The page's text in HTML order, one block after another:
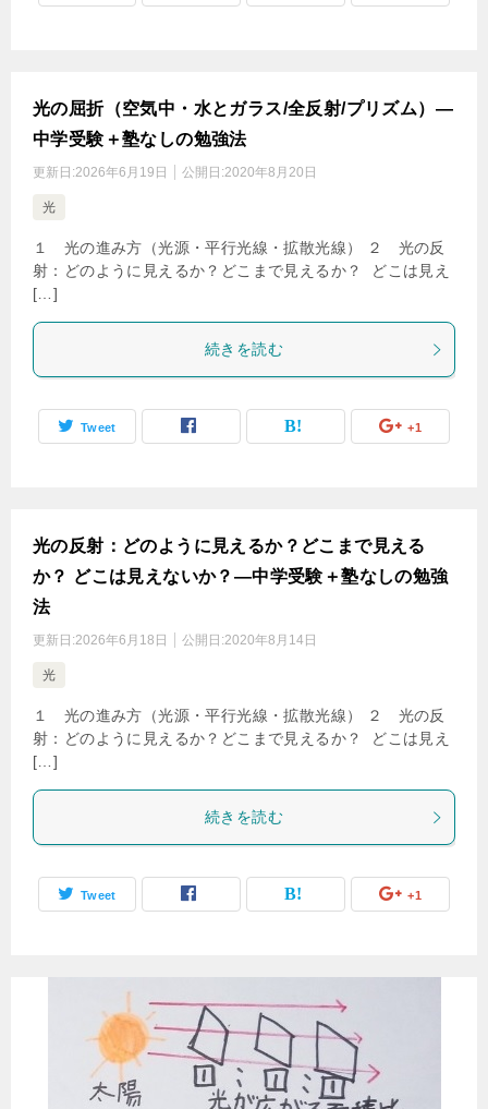
光の屈折（空気中・水とガラス/全反射/プリズム）―
中学受験＋塾なしの勉強法
更新日:2026年6月19日 公開日:2020年8月20日
光
１ 光の進み方（光源・平行光線・拡散光線） ２ 光の反
射：どのように見えるか？どこまで見えるか？ どこは見え
[…]
続きを読む
Tweet +1
光の反射：どのように見えるか？どこまで見える
か？ どこは見えないか？―中学受験＋塾なしの勉強
法
更新日:2026年6月18日 公開日:2020年8月14日
光
１ 光の進み方（光源・平行光線・拡散光線） ２ 光の反
射：どのように見えるか？どこまで見えるか？ どこは見え
[…]
続きを読む
Tweet +1